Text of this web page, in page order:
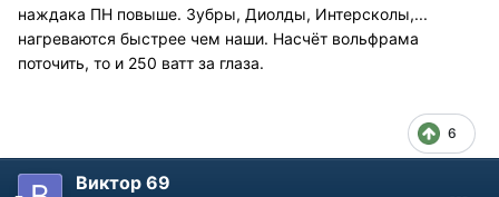
наждака ПН повыше. Зубры, Диолды, Интерсколы,...
нагреваются быстрее чем наши. Насчёт вольфрама
поточить, то и 250 ватт за глаза.
6
Виктор 69